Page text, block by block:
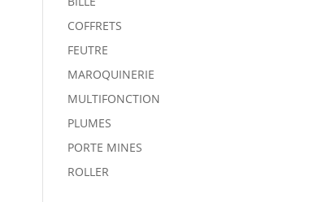
COFFRETS
FEUTRE
MAROQUINERIE
MULTIFONCTION
PLUMES
PORTE MINES
ROLLER